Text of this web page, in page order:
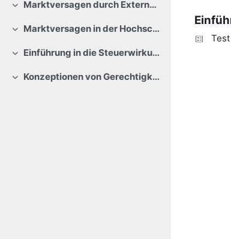
Einklappen Marktversagen durch Externalitäten
Einklappen Marktversagen in der Hochschulbildung?
Einklappen Einführung in die Steuerwirkungslehre
Einklappen Konzeptionen von Gerechtigkeit
Test